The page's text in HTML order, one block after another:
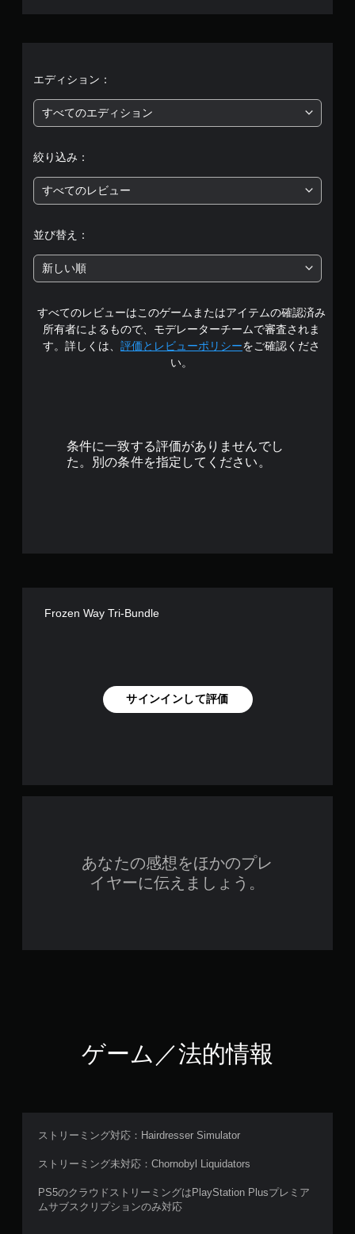
評
は
5
階
中
の
3
エディション：
すべてのエディション
絞り込み：
すべてのレビュー
並び替え：
新しい順
すべてのレビューはこのゲームまたはアイテムの確認済み
所有者によるもので、モデレーターチームで審査されま
す。詳しくは、 評価とレビューポリシーをご確認くださ
い。
条件に一致する評価がありませんでし
た。別の条件を指定してください。
Frozen Way Tri-Bundle
サインインして評価
あなたの感想をほかのプレ
イヤーに伝えましょう。
ゲーム／法的情報
ストリーミング対応：Hairdresser Simulator
ストリーミング未対応：Chornobyl Liquidators
PS5のクラウドストリーミングはPlayStation Plusプレミア
ムサブスクリプションのみ対応